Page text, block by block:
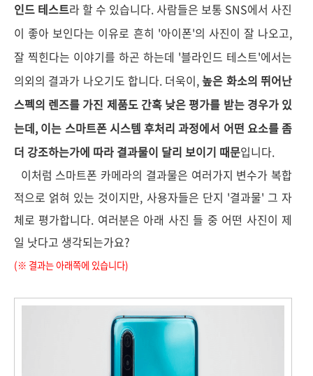
인드 테스트라 할 수 있습니다. 사람들은 보통 SNS에서 사진
이 좋아 보인다는 이유로 흔히 '아이폰'의 사진이 잘 나오고,
잘 찍힌다는 이야기를 하곤 하는데 '블라인드 테스트'에서는
의외의 결과가 나오기도 합니다. 더욱이,높은 화소의 뛰어난
스펙의 렌즈를 가진 제품도 간혹 낮은 평가를 받는 경우가 있
는데, 이는 스마트폰 시스템 후처리 과정에서 어떤 요소를 좀
더 강조하는가에 따라 결과물이 달리 보이기 때문입니다.
이처럼 스마트폰 카메라의 결과물은 여러가지 변수가 복합
적으로 얽혀 있는 것이지만, 사용자들은 단지 '결과물' 그 자
체로 평가합니다. 여러분은 아래 사진 들 중 어떤 사진이 제
일 낫다고 생각되는가요?
(※ 결과는 아래쪽에 있습니다)